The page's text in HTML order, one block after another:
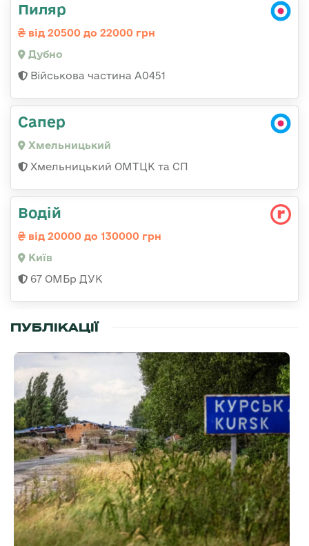
Пиляр
від 20500 до 22000 грн
Дубно
Військова частина А0451
Сапер
Хмельницький
Хмельницький ОМТЦК та СП
Водій
від 20000 до 130000 грн
Київ
67 ОМБр ДУК
ПУБЛІКАЦІЇ